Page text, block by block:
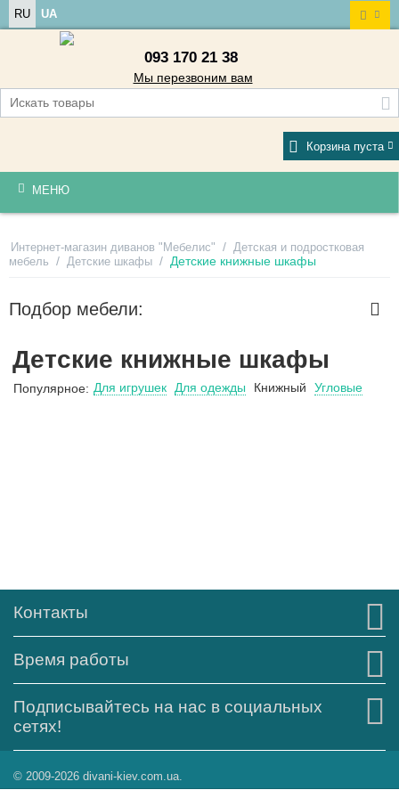
RU UA
093 170 21 38
Мы перезвоним вам
Корзина пуста
МЕНЮ
Интернет-магазин диванов "Мебелис" / Детская и подростковая
мебель / Детские шкафы / Детские книжные шкафы
Подбор мебели:
Детские книжные шкафы
Популярное: Для игрушек Для одежды Книжный Угловые
Контакты
Время работы
Подписывайтесь на нас в социальных
сетях!
© 2009-2026 divani-kiev.com.ua.